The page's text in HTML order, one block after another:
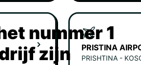
PRISTINA
PRISHTINA -
nummer 1
zijn